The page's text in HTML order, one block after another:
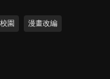
校園 漫畫改編